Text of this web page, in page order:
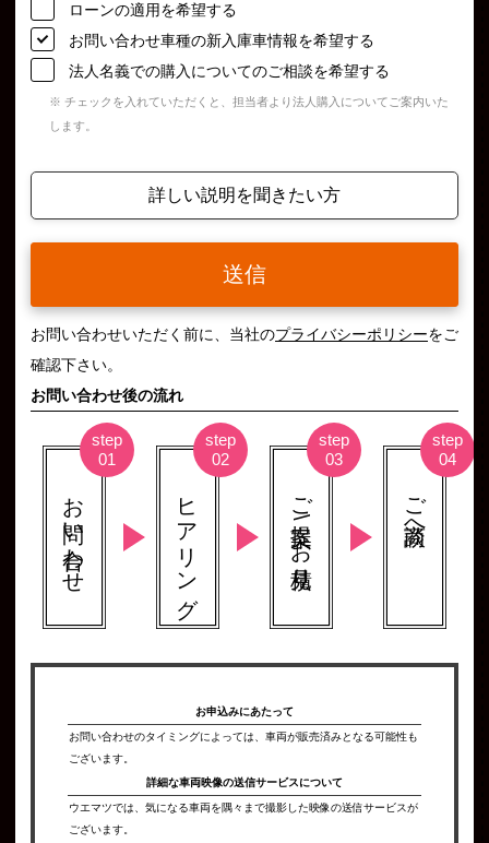
ローンの適用を希望する
お問い合わせ車種の新入庫車情報を希望する
法人名義での購入についてのご相談を希望する
※ チェックを入れていただくと、担当者より法人購入についてご案内いた
します。
詳しい説明を聞きたい方
送信
お問い合わせいただく前に、当社のプライバシーポリシーをご
確認下さい。
お問い合わせ後の流れ
お問い合わせ ヒアリング ご提案 \ お見積り ご商談へ
お申込みにあたって
お問い合わせのタイミングによっては、車両が販売済みとなる可能性も
ございます。
詳細な車両映像の送信サービスについて
ウエマツでは、気になる車両を隅々まで撮影した映像の送信サービスが
ございます。